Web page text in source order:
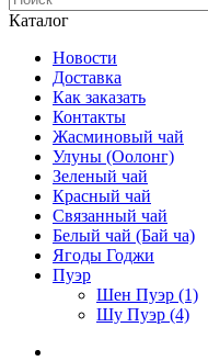
Каталог
Новости
Доставка
Как заказать
Контакты
Жасминовый чай
Улуны (Оолонг)
Зеленый чай
Красный чай
Связанный чай
Белый чай (Бай ча)
Ягоды Годжи
Пуэр
Шен Пуэр (1)
Шу Пуэр (4)